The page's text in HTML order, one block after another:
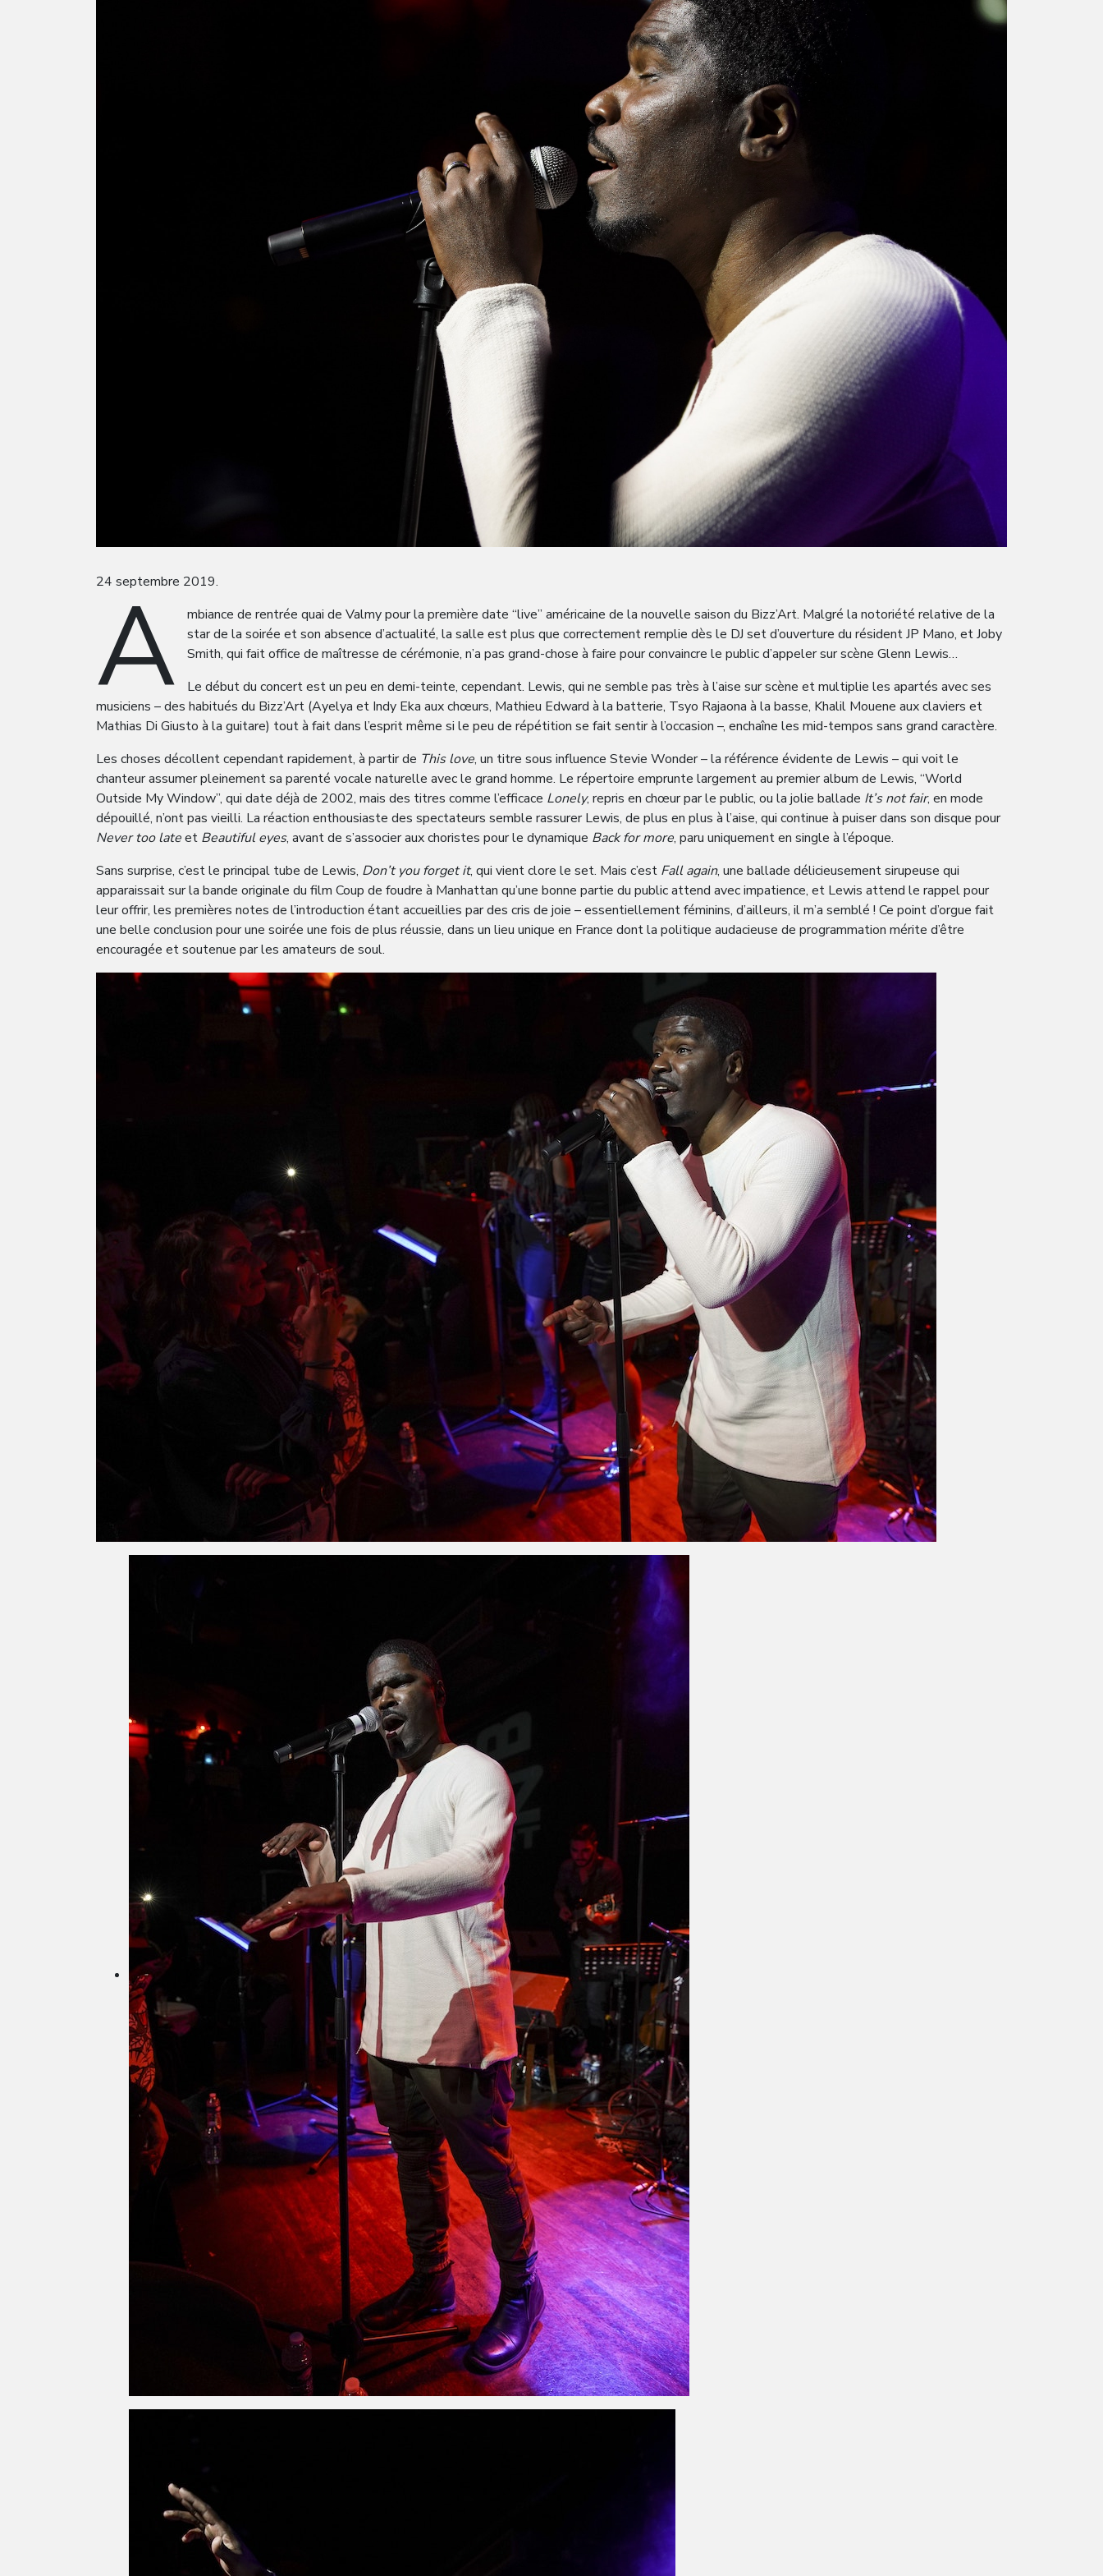
24 septembre 2019.
A
mbiance de rentrée quai de Valmy pour la première date “live” américaine de la nouvelle saison du Bizz’Art. Malgré la notoriété relative de la
star de la soirée et son absence d’actualité, la salle est plus que correctement remplie dès le DJ set d’ouverture du résident JP Mano, et Joby
Smith, qui fait office de maîtresse de cérémonie, n’a pas grand-chose à faire pour convaincre le public d’appeler sur scène Glenn Lewis…
Le début du concert est un peu en demi-teinte, cependant. Lewis, qui ne semble pas très à l’aise sur scène et multiplie les apartés avec ses
musiciens – des habitués du Bizz’Art (Ayelya et Indy Eka aux chœurs, Mathieu Edward à la batterie, Tsyo Rajaona à la basse, Khalil Mouene aux claviers et
Mathias Di Giusto à la guitare) tout à fait dans l’esprit même si le peu de répétition se fait sentir à l’occasion –, enchaîne les mid-tempos sans grand caractère.
Les choses décollent cependant rapidement, à partir de This love, un titre sous influence Stevie Wonder – la référence évidente de Lewis – qui voit le
chanteur assumer pleinement sa parenté vocale naturelle avec le grand homme. Le répertoire emprunte largement au premier album de Lewis, “World
Outside My Window”, qui date déjà de 2002, mais des titres comme l’efficace Lonely, repris en chœur par le public, ou la jolie ballade It’s not fair, en mode
dépouillé, n’ont pas vieilli. La réaction enthousiaste des spectateurs semble rassurer Lewis, de plus en plus à l’aise, qui continue à puiser dans son disque pour
Never too lateet Beautiful eyes, avant de s’associer aux choristes pour le dynamique Back for more, paru uniquement en single à l’époque.
Sans surprise, c’est le principal tube de Lewis, Don’t you forget it, qui vient clore le set. Mais c’est Fall again, une ballade délicieusement sirupeuse qui
apparaissait sur la bande originale du film Coup de foudre à Manhattan qu’une bonne partie du public attend avec impatience, et Lewis attend le rappel pour
leur offrir, les premières notes de l’introduction étant accueillies par des cris de joie – essentiellement féminins, d’ailleurs, il m’a semblé ! Ce point d’orgue fait
une belle conclusion pour une soirée une fois de plus réussie, dans un lieu unique en France dont la politique audacieuse de programmation mérite d’être
encouragée et soutenue par les amateurs de soul.